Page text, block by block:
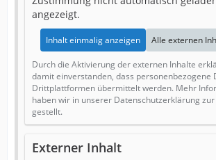
angezeigt.
Inhalt einmalig anzeigen Alle externen
Durch die Aktivierung der externen Inhalte
damit einverstanden, dass personenbezogene
Drittplattformen übermittelt werden. Mehr
haben wir in unserer Datenschutzerklärung
gestellt.
Externer Inhalt